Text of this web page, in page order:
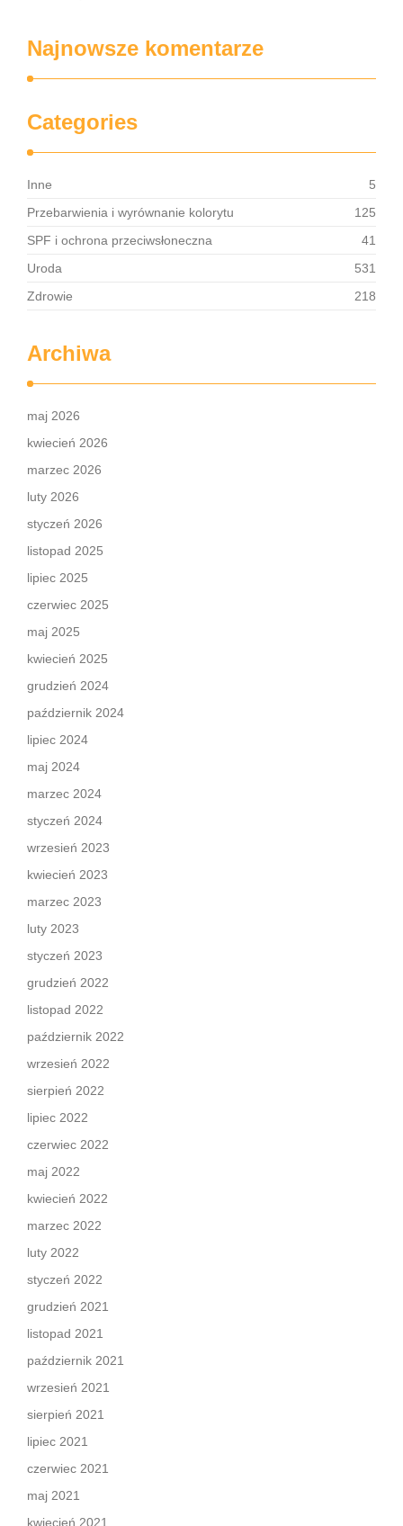
Najnowsze komentarze
Categories
Inne
5
Przebarwienia i wyrównanie kolorytu
125
SPF i ochrona przeciwsłoneczna
41
Uroda
531
Zdrowie
218
Archiwa
maj 2026
kwiecień 2026
marzec 2026
luty 2026
styczeń 2026
listopad 2025
lipiec 2025
czerwiec 2025
maj 2025
kwiecień 2025
grudzień 2024
październik 2024
lipiec 2024
maj 2024
marzec 2024
styczeń 2024
wrzesień 2023
kwiecień 2023
marzec 2023
luty 2023
styczeń 2023
grudzień 2022
listopad 2022
październik 2022
wrzesień 2022
sierpień 2022
lipiec 2022
czerwiec 2022
maj 2022
kwiecień 2022
marzec 2022
luty 2022
styczeń 2022
grudzień 2021
listopad 2021
październik 2021
wrzesień 2021
sierpień 2021
lipiec 2021
czerwiec 2021
maj 2021
kwiecień 2021